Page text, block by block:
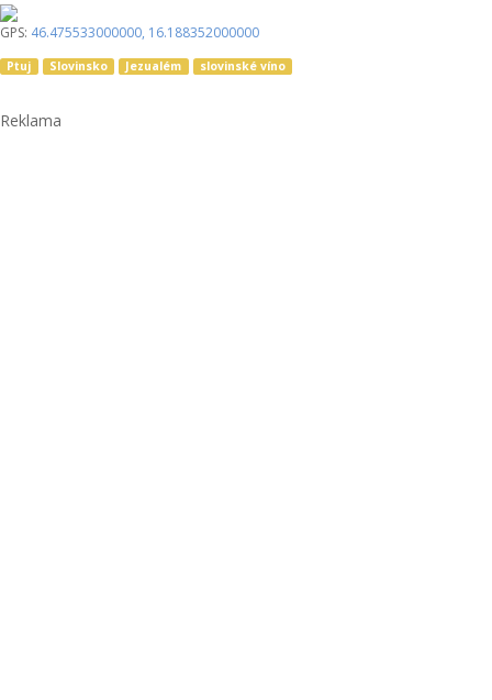
GPS: 46.475533000000, 16.188352000000
Ptuj Slovinsko Jezualém slovinské víno
Reklama